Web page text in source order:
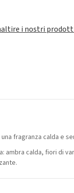
i nostri
fragranza calda e
ambra calda, fiori di